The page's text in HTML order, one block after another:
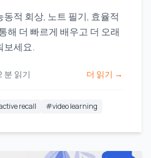
적 회상, 노트 필기, 효율적
해 더 빠르게 배우고 더 오래
보세요.
분 읽기 더 읽기 →
recall #video learning